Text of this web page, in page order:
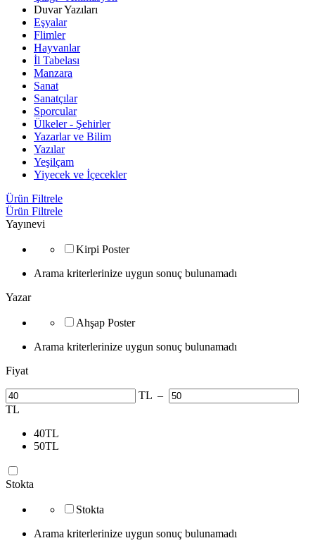
Duvar Yazıları
Eşyalar
Flimler
Hayvanlar
İl Tabelası
Manzara
Sanat
Sanatçılar
Sporcular
Ülkeler - Şehirler
Yazarlar ve Bilim
Yazılar
Yeşilçam
Yiyecek ve İçecekler
Ürün Filtrele
Ürün Filtrele
Yayınevi
Kirpi Poster
Arama kriterlerinize uygun sonuç bulunamadı
Yazar
Ahşap Poster
Arama kriterlerinize uygun sonuç bulunamadı
Fiyat
TL –
TL
40TL
50TL
Stokta
Stokta
Arama kriterlerinize uygun sonuç bulunamadı